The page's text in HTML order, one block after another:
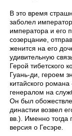
В это время
заболел
императора и его
созерцание,
женится на его
удивительную
Герой тибетского
Гуань-ди, героем
китайского
генералом на
Он был
династии возвел
вв.). Именно тогда
версия о Гесэре.